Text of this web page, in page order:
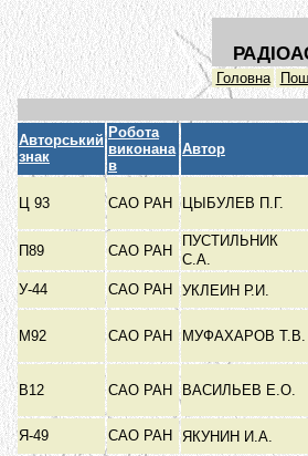
Головна
Авторський
знак
Робота
виконана
в
Автор
Ц 93 САО РАН ЦЫБУЛЕВ П.Г.
П89
САО РАН
ПУСТИЛЬНИК
С.А.
У-44
САО РАН УКЛЕИН Р.И.
М92 САО РАН МУФАХАРОВ Т.В.
В12 САО РАН ВАСИЛЬЕВ Е.О.
Я-49
САО РАН ЯКУНИН И.А.